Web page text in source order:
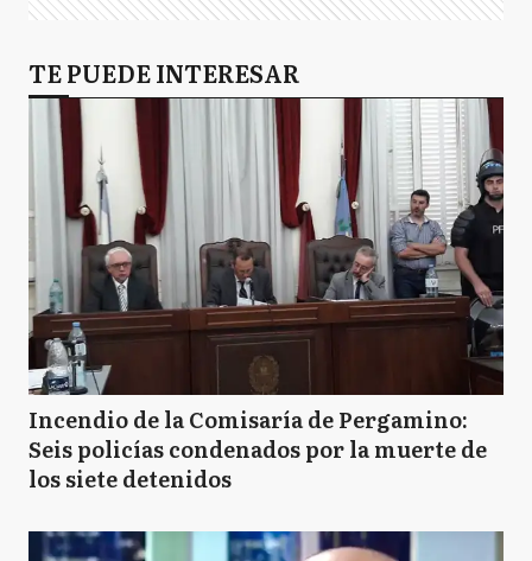
TE PUEDE INTERESAR
Incendio de la Comisaría de Pergamino:
Seis policías condenados por la muerte de
los siete detenidos